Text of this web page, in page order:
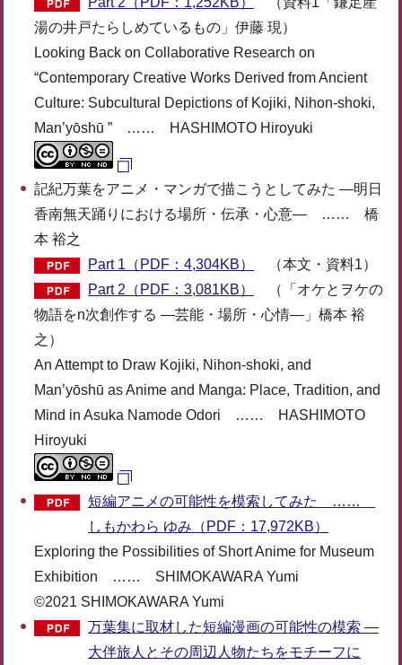
湯の井戸たらしめているもの」伊藤 現）
Looking Back on Collaborative Research on
“Contemporary Creative Works Derived from Ancient
Culture: Subcultural Depictions of Kojiki, Nihon-shoki,
Man’yōshū ” …… HASHIMOTO Hiroyuki
記紀万葉をアニメ・マンガで描こうとしてみた ―明日
香南無天踊りにおける場所・伝承・心意― …… 橋
本 裕之
Part 1（PDF：4,304KB）
（本文・資料1）
Part 2（PDF：3,081KB）
（「オケとヲケの
物語をn次創作する ―芸能・場所・心情―」橋本 裕
之）
An Attempt to Draw Kojiki, Nihon-shoki, and
Man’yōshū as Anime and Manga: Place, Tradition, and
Mind in Asuka Namode Odori …… HASHIMOTO
Hiroyuki
短編アニメの可能性を模索してみた ……
しもかわら ゆみ（PDF：17,972KB）
Exploring the Possibilities of Short Anime for Museum
Exhibition …… SHIMOKAWARA Yumi
©2021 SHIMOKAWARA Yumi
万葉集に取材した短編漫画の可能性の模索 ―
大伴旅人とその周辺人物たちをモチーフに